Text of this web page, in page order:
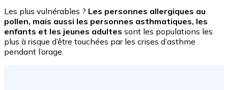
Les plus vulnérables ? Les personnes allergiques au
pollen, mais aussi les personnes asthmatiques, les
enfants et les jeunes adultes sont les populations les
plus à risque d’être touchées par les crises d’asthme
pendant l’orage.